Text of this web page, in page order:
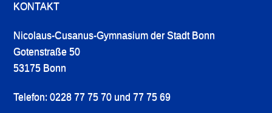
KONTAKT
Nicolaus-Cusanus-Gymnasium der Stadt Bonn
Gotenstraße 50
53175 Bonn
Telefon: 0228 77 75 70 und 77 75 69